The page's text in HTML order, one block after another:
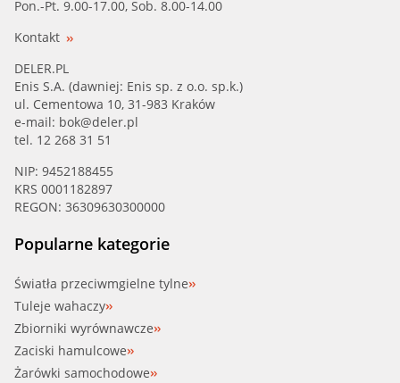
Pon.-Pt. 9.00-17.00, Sob. 8.00-14.00
Kontakt
DELER.PL
Enis S.A. (dawniej: Enis sp. z o.o. sp.k.)
ul. Cementowa 10, 31-983 Kraków
e-mail: bok@deler.pl
tel. 12 268 31 51
NIP: 9452188455
KRS 0001182897
REGON: 36309630300000
Popularne kategorie
Światła przeciwmgielne tylne
Tuleje wahaczy
Zbiorniki wyrównawcze
Zaciski hamulcowe
Żarówki samochodowe